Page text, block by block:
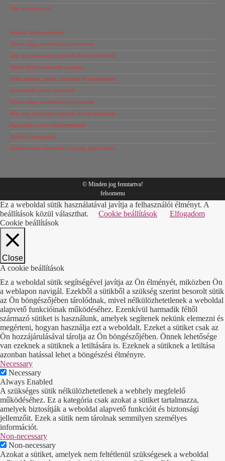
Kézi vonalhegesztők
Használt állványrendszerek
Dexion salgo csavarkötésű polcrendszerek
Kézi, gépi árumozgató targoncák és kézi hidraulikák
Raktári állványszerkezetek és elemek
Nehéz raklapos, raktári, logisztikai állványrendszerek
Automatizált tárolási rendszerek
Dexion salgo csavarkötésű polcrendszerek
Kézi, gépi árumozgató targoncák és kézi hidraulikák
Kapcsolható polcos állványrendszerek
Speciális árumozgatók
Raktártechnikai referenciák a teljesség igénye nélkül…
© Minden jog fenntartva!
felsomenu
Ez a weboldal sütik használatával javítja a felhasználói élményt. A
beállítások közül választhat.
Cookie beállítások
Elfogadom
Cookie beállítások
Close
A cookie beállítások
Ez a weboldal sütik segítségével javítja az Ön élményét, miközben Ön
a weblapon navigál. Ezekből a sütikből a szükség szerint besorolt sütik
az Ön böngészőjében tárolódnak, mivel nélkülözhetetlenek a weboldal
alapvető funkcióinak működéséhez. Ezenkívül harmadik féltől
származó sütiket is használunk, amelyek segítenek nekünk elemezni és
megérteni, hogyan használja ezt a weboldalt. Ezeket a sütiket csak az
Ön hozzájárulásával tárolja az Ön böngészőjében. Önnek lehetősége
van ezeknek a sütiknek a letiltására is. Ezeknek a sütiknek a letiltása
azonban hatással lehet a böngészési élményre.
Necessary
Necessary
Always Enabled
A szükséges sütik nélkülözhetetlenek a webhely megfelelő
működéséhez. Ez a kategória csak azokat a sütiket tartalmazza,
amelyek biztosítják a weboldal alapvető funkcióit és biztonsági
jellemzőit. Ezek a sütik nem tárolnak semmilyen személyes
információt.
Non-necessary
Non-necessary
Azokat a sütiket, amelyek nem feltétlenül szükségesek a weboldal